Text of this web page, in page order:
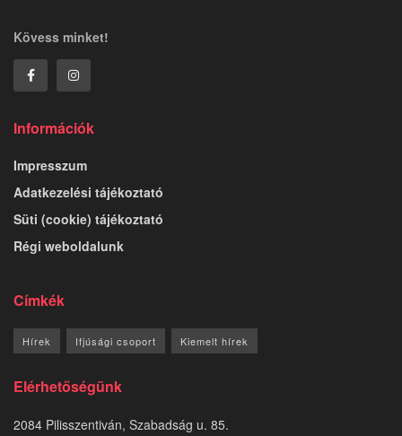
Kövess minket!
Információk
Impresszum
Adatkezelési tájékoztató
Süti (cookie) tájékoztató
Régi weboldalunk
Címkék
Hírek Ifjúsági csoport Kiemelt hírek
Elérhetőségünk
2084 Pilisszentiván, Szabadság u. 85.